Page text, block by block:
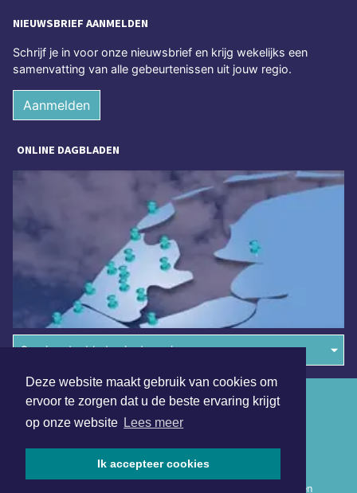
Deze website maakt gebruik van cookies om
ervoor te zorgen dat u de beste ervaring krijgt
op onze website Lees meer
Ik accepteer cookies
NIEUWSBRIEF AANMELDEN
Schrijf je in voor onze nieuwsbrief en krijg wekelijks een
samenvatting van alle gebeurtenissen uit jouw regio.
Aanmelden
ONLINE DAGBLADEN
Overige dagbladen in de regio
Copyright (c) 2026 | Nieuwsuitwestfriesland.nl - Alle rechten
Algemene voorwaarden
Disclaimer